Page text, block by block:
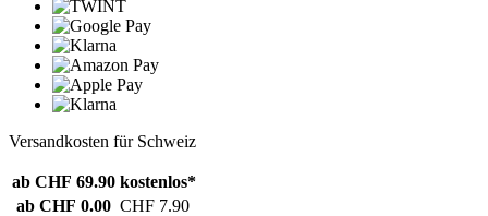
Versandkosten für Schweiz
ab CHF 69.90 kostenlos*
ab CHF 0.00 CHF 7.90